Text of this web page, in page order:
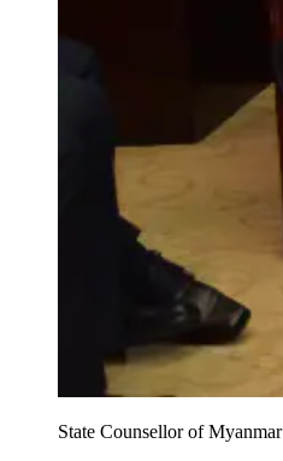
State Counsellor of